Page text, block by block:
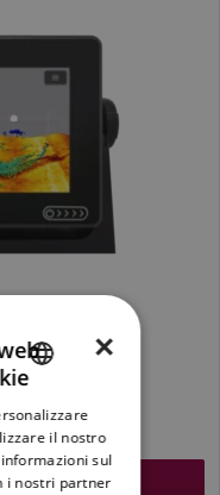
ENGLISH
DANISH
×
il nostro
sul
i nostri partner